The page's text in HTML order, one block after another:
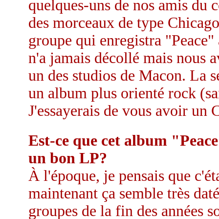
quelques-uns de nos amis
des morceaux de type
groupe qui enregistra
n'a jamais décollé mais nous
un des studios de Macon. La
un album plus orienté rock
J'essayerais de vous avoir
Est-ce que cet album
un bon LP?
À l'époque, je pensais que
maintenant ça semble très
groupes de la fin des années